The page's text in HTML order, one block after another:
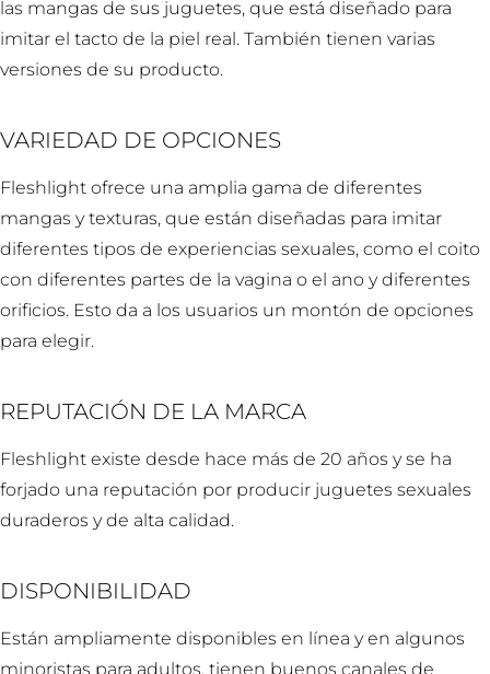
las mangas de sus juguetes, que está diseñado para
imitar el tacto de la piel real. También tienen varias
versiones de su producto.
VARIEDAD DE OPCIONES
Fleshlight ofrece una amplia gama de diferentes
mangas y texturas, que están diseñadas para imitar
diferentes tipos de experiencias sexuales, como el coito
con diferentes partes de la vagina o el ano y diferentes
orificios. Esto da a los usuarios un montón de opciones
para elegir.
REPUTACIÓN DE LA MARCA
Fleshlight existe desde hace más de 20 años y se ha
forjado una reputación por producir juguetes sexuales
duraderos y de alta calidad.
DISPONIBILIDAD
Están ampliamente disponibles en línea y en algunos
minoristas para adultos, tienen buenos canales de